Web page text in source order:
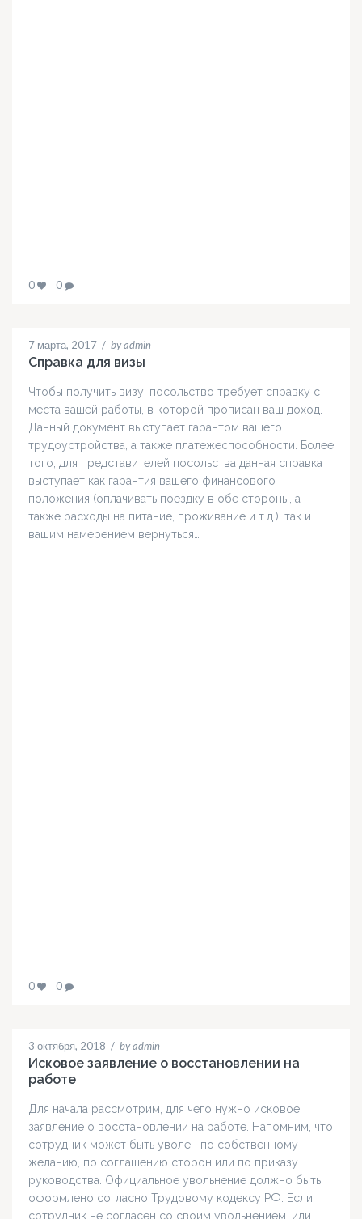
0 0
7 марта, 2017 / by admin
Справка для визы
Чтобы получить визу, посольство требует справку с
места вашей работы, в которой прописан ваш доход.
Данный документ выступает гарантом вашего
трудоустройства, а также платежеспособности. Более
того, для представителей посольства данная справка
выступает как гарантия вашего финансового
положения (оплачивать поездку в обе стороны, а
также расходы на питание, проживание и т.д.), так и
вашим намерением вернуться…
0 0
3 октября, 2018 / by admin
Исковое заявление о восстановлении на
работе
Для начала рассмотрим, для чего нужно исковое
заявление о восстановлении на работе. Напомним, что
сотрудник может быть уволен по собственному
желанию, по соглашению сторон или по приказу
руководства. Официальное увольнение должно быть
оформлено согласно Трудовому кодексу РФ. Если
сотрудник не согласен со своим увольнением, или